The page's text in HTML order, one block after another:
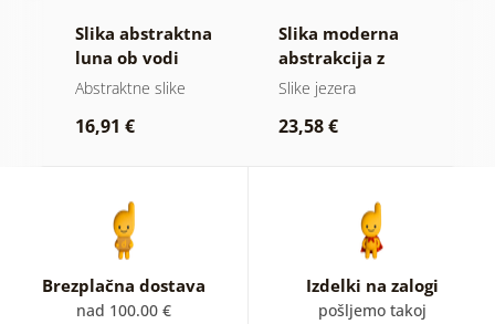
Slika abstraktna
luna ob vodi
Abstraktne slike
16,91 €
Slika moderna
abstrakcija z
naravo
Slike jezera
23,58 €
Brezplačna dostava
nad 100.00 €
Izdelki na zalogi
pošljemo takoj